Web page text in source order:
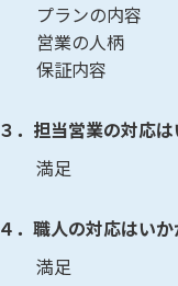
プランの内容
営業の人柄
保証内容
３．担当営業の対応
満足
４．職人の対応はい
満足